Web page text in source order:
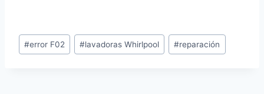
Etiquetas
de
#error F02 #lavadoras Whirlpool #reparación